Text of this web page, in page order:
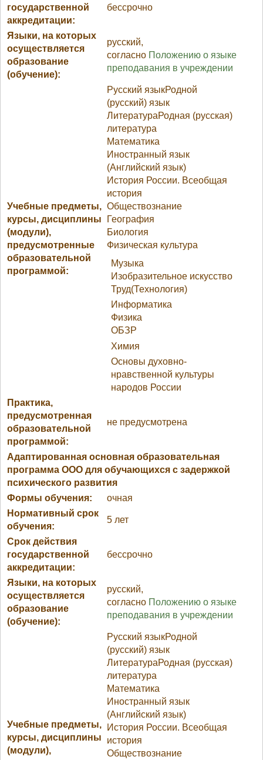
государственной
аккредитации:
бессрочно
Языки, на которых
осуществляется
образование
(обучение):
русский,
согласно Положению о языке
преподавания в учреждении
Учебные предметы,
курсы, дисциплины
(модули),
предусмотренные
образовательной
программой:
Русский языкРодной
(русский) язык
ЛитератураРодная (русская)
литература
Математика
Иностранный язык
(Английский язык)
История России. Всеобщая
история
Обществознание
География
Биология
Физическая культура
Музыка
Изобразительное искусство
Труд(Технология)
Информатика
Физика
ОБЗР
Химия
Основы духовно-
нравственной культуры
народов России
Практика,
предусмотренная
образовательной
программой:
не предусмотрена
Адаптированная основная образовательная
программа ООО для обучающихся с задержкой
психического развития
Формы обучения:
очная
Нормативный срок
обучения:
5 лет
Срок действия
государственной
аккредитации:
бессрочно
Языки, на которых
осуществляется
образование
(обучение):
русский,
согласно Положению о языке
преподавания в учреждении
Учебные предметы,
курсы, дисциплины
(модули),
Русский языкРодной
(русский) язык
ЛитератураРодная (русская)
литература
Математика
Иностранный язык
(Английский язык)
История России. Всеобщая
история
Обществознание